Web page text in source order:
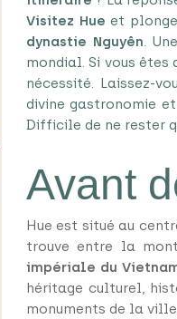
Visitez Hueet
dynastie Nguyên.
mondial. Si vous êtes
nécessité. Laissez-
divine gastronomie
Difficile de ne rester
Avant
Hue est situé au
trouve entre la
impériale du
héritage culturel,
monuments de la